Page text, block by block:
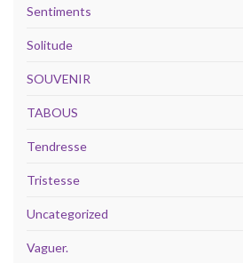
Sentiments
Solitude
SOUVENIR
TABOUS
Tendresse
Tristesse
Uncategorized
Vaguer.